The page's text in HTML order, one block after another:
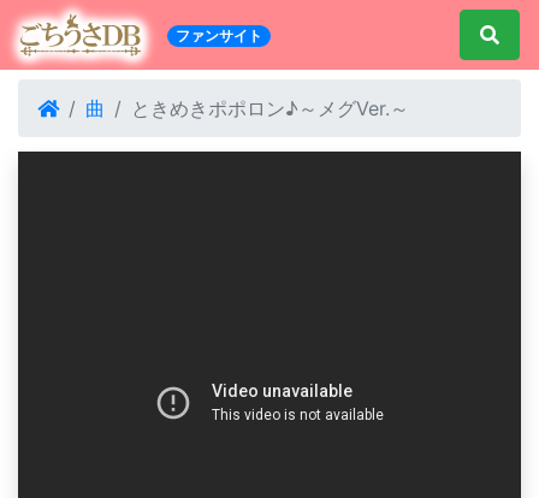
ファンサイト
曲 ときめきポポロン♪～メグVer.～